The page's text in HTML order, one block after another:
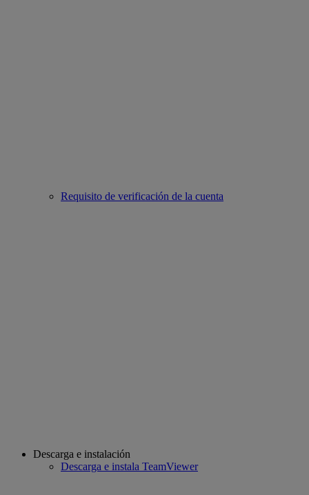
Requisito de verificación de la cuenta
Descarga e instalación
Descarga e instala TeamViewer